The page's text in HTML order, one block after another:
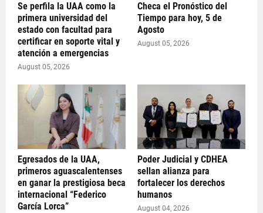
Se perfila la UAA como la
primera universidad del
estado con facultad para
certificar en soporte vital y
atención a emergencias
August 05, 2026
Checa el Pronóstico del
Tiempo para hoy, 5 de
Agosto
August 05, 2026
Egresados de la UAA,
primeros aguascalentenses
en ganar la prestigiosa beca
internacional “Federico
García Lorca”
Poder Judicial y CDHEA
sellan alianza para
fortalecer los derechos
humanos
August 04, 2026